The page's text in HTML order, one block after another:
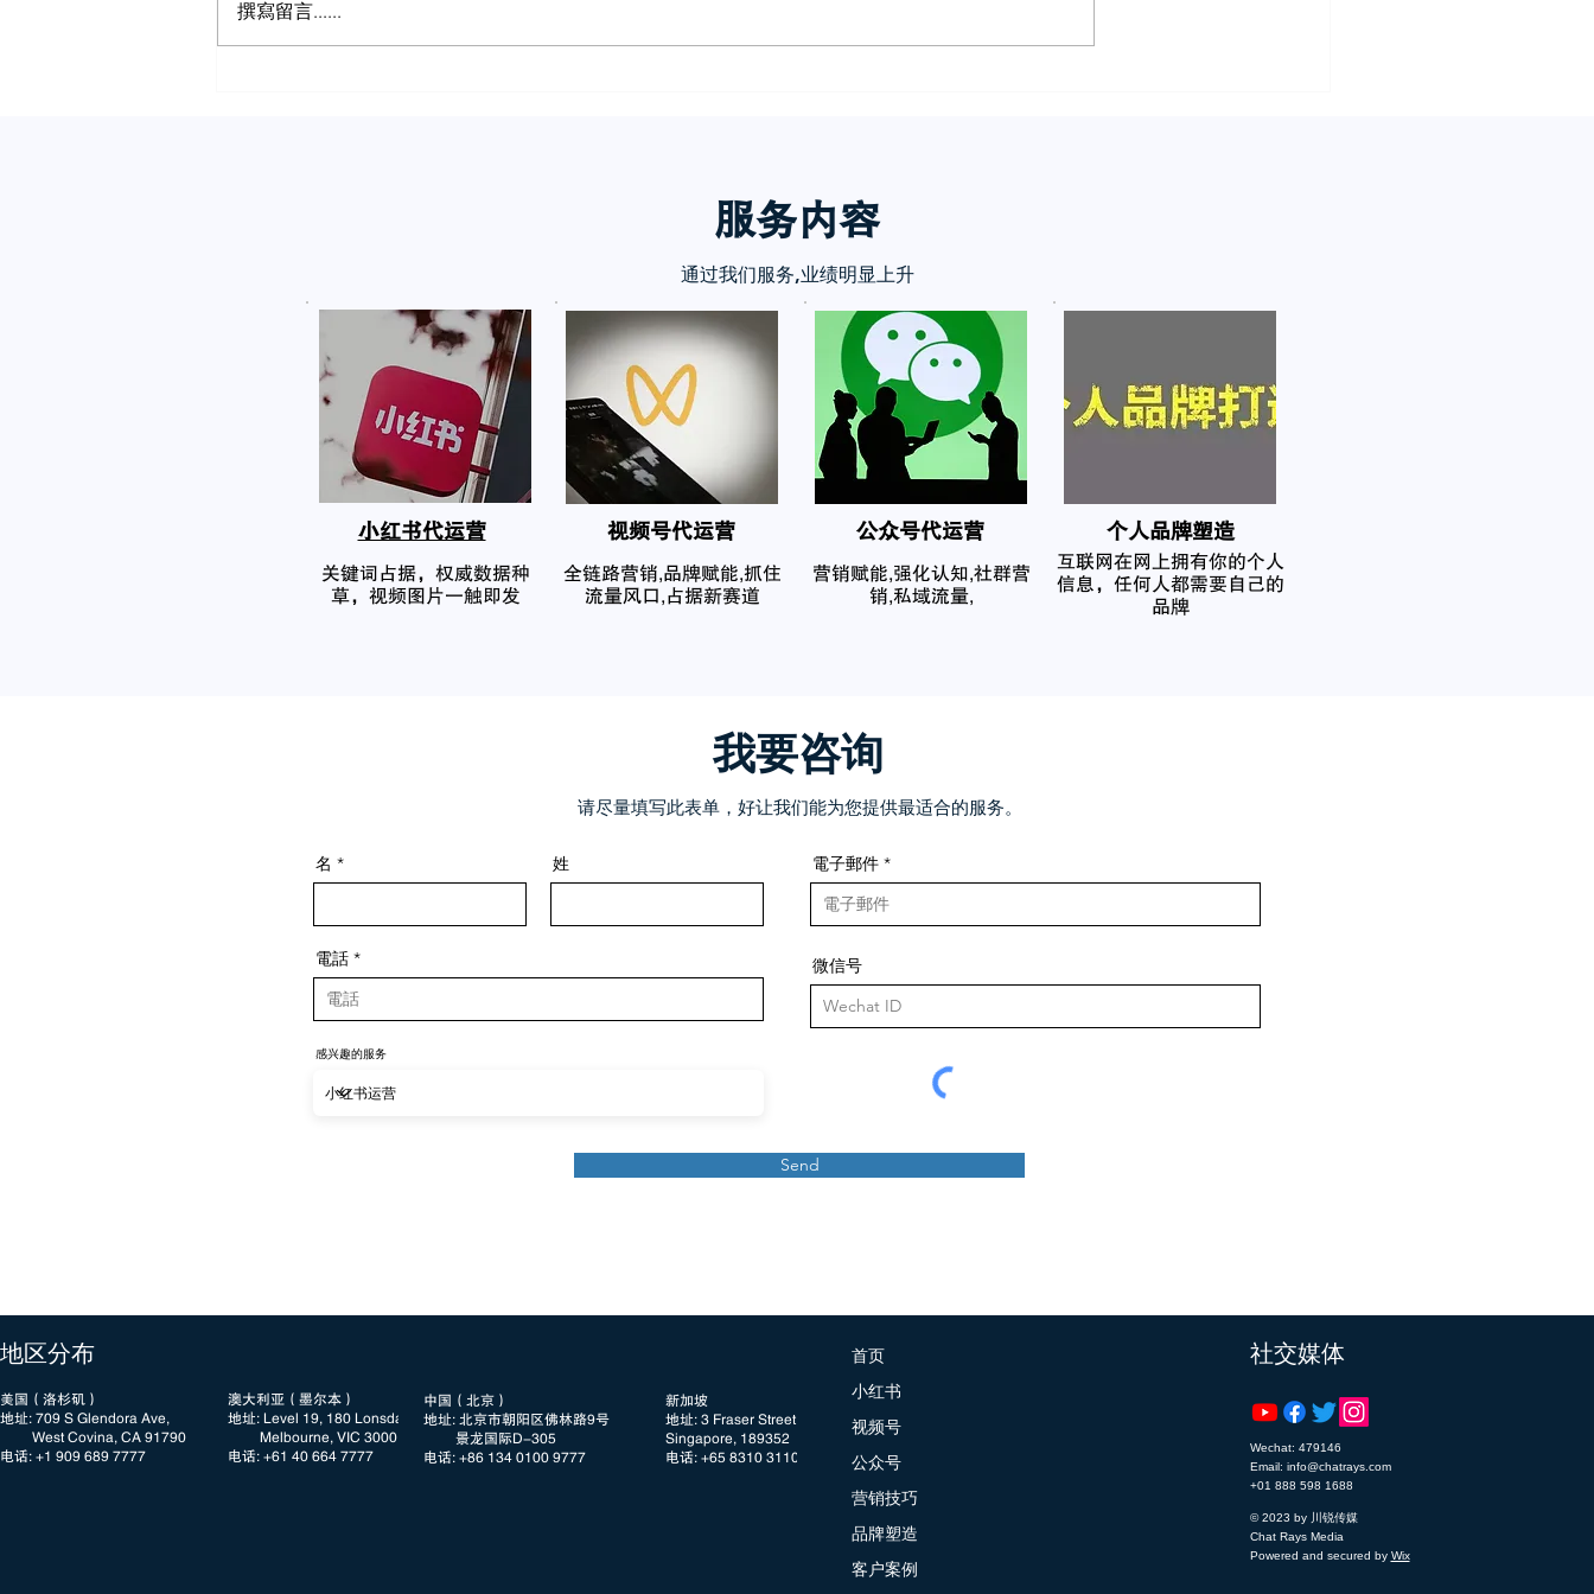
诉你
撰寫留言......
服务内容
通过我们服务,业绩明显上升
小红书代运营
关键词占据，权威数据种
草，视频图片一触即发
​视频号代运营
全链路营销,品牌赋能,抓住
流量风口,占据新赛道
公众号代运营
营销赋能,强化认知,社群营
销,私域流量,
个人品牌塑造
互联网在网上拥有你的个人
信息，任何人都需要自己的
品牌
我要咨询
请尽量填写此表单，好让我们能为您提供最适合的服务。
名 姓
電話
感兴趣的服务
電子郵件
微信号
Send
​地区分布
美国（洛杉矶）
地址: 709 S Glendora Ave,
West Covina, CA 91790
电话: +1 909 689 7777​​
澳大利亚（墨尔本）
地址: Level 19, 180 Lonsdale Street
Melbourne, VIC 3000
电话: +61 40 664 7777
中国（北京）
地址: 北京市朝阳区佛林路9号
景龙国际D-305
电话: +86 134 0100 9777
新加坡
地址: 3 Fraser Street, #08 DUO Tower
Singapore, 189352
电话: +65 8310 3110
首页
小红书
视频号
公众号
营销技巧
品牌塑造
客户案例
​社交媒体
Wechat: 479146
Email: info@chatrays.com
+01 888 598 1688
© 2023 by 川锐传媒
Chat Rays Media
Powered and secured by Wix